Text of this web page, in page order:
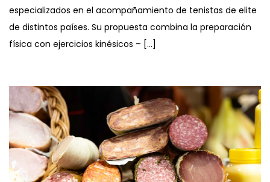
especializados en el acompañamiento de tenistas de elite
de distintos países. Su propuesta combina la preparación
física con ejercicios kinésicos – […]